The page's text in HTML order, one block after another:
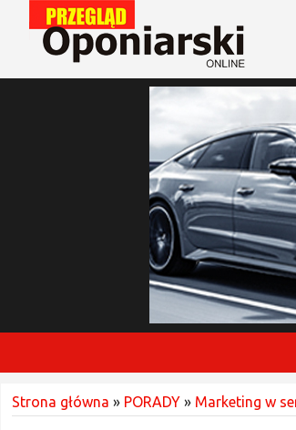
Strona główna » PORADY » Marketing w